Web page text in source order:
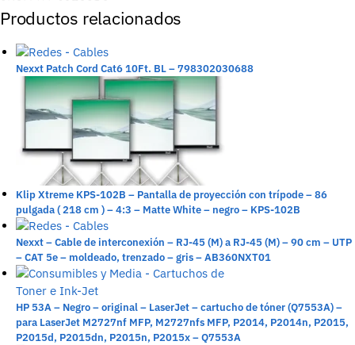
Productos relacionados
Nexxt Patch Cord Cat6 10Ft. BL – 798302030688
Klip Xtreme KPS-102B – Pantalla de proyección con trípode – 86
pulgada ( 218 cm ) – 4:3 – Matte White – negro – KPS-102B
Nexxt – Cable de interconexión – RJ-45 (M) a RJ-45 (M) – 90 cm – UTP
– CAT 5e – moldeado, trenzado – gris – AB360NXT01
HP 53A – Negro – original – LaserJet – cartucho de tóner (Q7553A) –
para LaserJet M2727nf MFP, M2727nfs MFP, P2014, P2014n, P2015,
P2015d, P2015dn, P2015n, P2015x – Q7553A